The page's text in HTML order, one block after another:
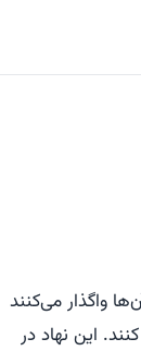
واگذار می‌کنند
این نهاد در